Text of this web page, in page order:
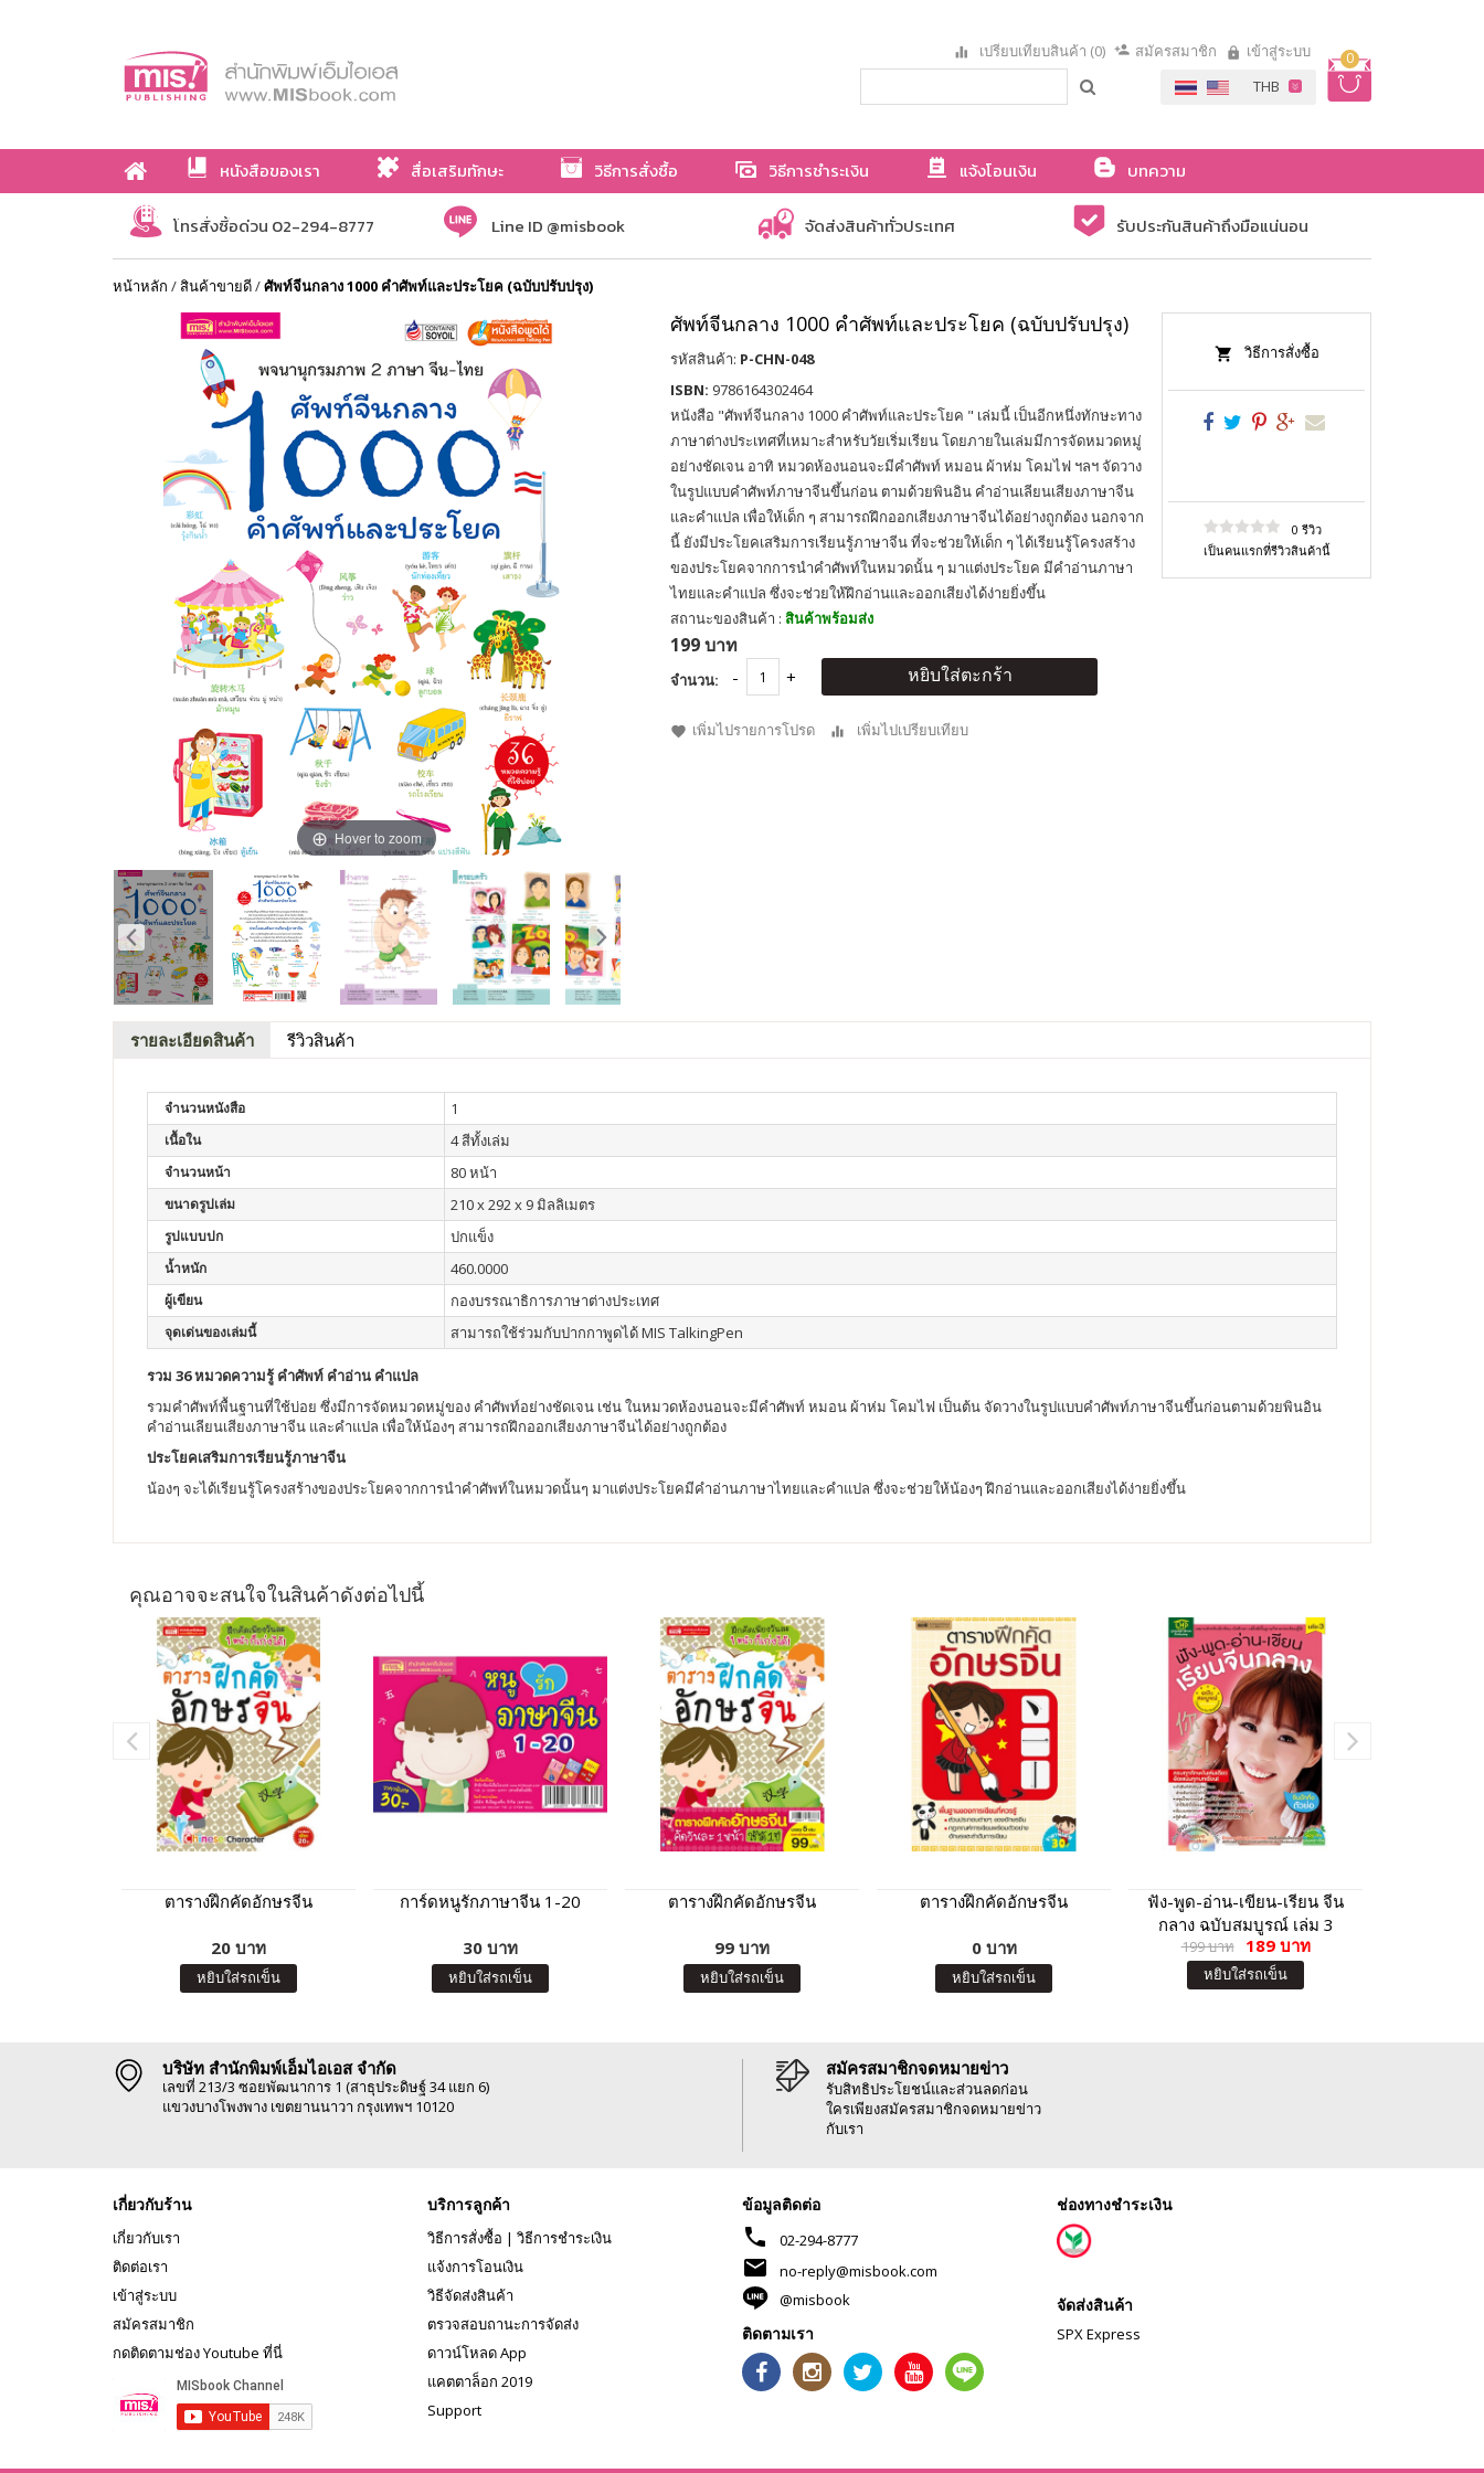
0
เปรียบเทียบสินค้า (0) สมัครสมาชิก เข้าสู่ระบบ
หนังสือของเรา สื่อเสริมทักษะ วิธีการสั่งซื้อ วิธีการชำระเงิน แจ้งโอนเงิน
บทความ
เกี่ยวกับเรา
โทรสั่งซื้อด่วน 02-294-8777 Line ID @misbook จัดส่งสินค้าทั่วประเทศ รับประกันสินค้าถึงมือแน่นอน
หน้าหลัก /สินค้าขายดี/ศัพท์จีนกลาง 1000 คำศัพท์และประโยค (ฉบับปรับปรุง)
Hover to zoom
ศัพท์จีนกลาง 1000 คำศัพท์และประโยค (ฉบับปรับปรุง)
รหัสสินค้า: P-CHN-048
ISBN: 9786164302464
หนังสือ "ศัพท์จีนกลาง 1000 คำศัพท์และประโยค " เล่มนี้ เป็นอีกหนึ่งทักษะทาง
ภาษาต่างประเทศที่เหมาะสำหรับวัยเริ่มเรียน โดยภายในเล่มมีการจัดหมวดหมู่
อย่างชัดเจน อาทิ หมวดห้องนอนจะมีคำศัพท์ หมอน ผ้าห่ม โคมไฟ ฯลฯ จัดวาง
ในรูปแบบคำศัพท์ภาษาจีนขึ้นก่อน ตามด้วยพินอิน คำอ่านเลียนเสียงภาษาจีน
และคำแปล เพื่อให้เด็ก ๆ สามารถฝึกออกเสียงภาษาจีนได้อย่างถูกต้อง นอกจาก
นี้ ยังมีประโยคเสริมการเรียนรู้ภาษาจีน ที่จะช่วยให้เด็ก ๆ ได้เรียนรู้โครงสร้าง
ของประโยคจากการนำคำศัพท์ในหมวดนั้น ๆ มาแต่งประโยค มีคำอ่านภาษา
ไทยและคำแปล ซึ่งจะช่วยให้ฝึกอ่านและออกเสียงได้ง่ายยิ่งขึ้น
สถานะของสินค้า : สินค้าพร้อมส่ง
199 บาท
จำนวน: หยิบใส่ตะกร้า
เพิ่มไปรายการโปรด เพิ่มไปเปรียบเทียบ
วิธีการสั่งซื้อ
0 รีวิว
เป็นคนแรกที่รีวิวสินค้านี้
รายละเอียดสินค้า รีวิวสินค้า
จำนวนหนังสือ 1
เนื้อใน 4 สีทั้งเล่ม
จำนวนหน้า 80 หน้า
ขนาดรูปเล่ม 210 x 292 x 9 มิลลิเมตร
รูปแบบปก ปกแข็ง
น้ำหนัก 460.0000
ผู้เขียน กองบรรณาธิการภาษาต่างประเทศ
จุดเด่นของเล่มนี้ สามารถใช้ร่วมกับปากกาพูดได้ MIS TalkingPen
รวม 36 หมวดความรู้ คำศัพท์ คำอ่าน คำแปล
รวมคำศัพท์พื้นฐานที่ใช้บ่อย ซึ่งมีการจัดหมวดหมู่ของ คำศัพท์อย่างชัดเจน เช่น ในหมวดห้องนอนจะมีคำศัพท์ หมอน ผ้าห่ม โคมไฟ เป็นต้น จัดวางในรูปแบบคำศัพท์ภาษาจีนขึ้นก่อนตามด้วยพินอิน
คำอ่านเลียนเสียงภาษาจีน และคำแปล เพื่อให้น้องๆ สามารถฝึกออกเสียงภาษาจีนได้อย่างถูกต้อง
ประโยคเสริมการเรียนรู้ภาษาจีน
น้องๆ จะได้เรียนรู้โครงสร้างของประโยคจากการนำคำศัพท์ในหมวดนั้นๆ มาแต่งประโยคมีคำอ่านภาษาไทยและคำแปล ซึ่งจะช่วยให้น้องๆ ฝึกอ่านและออกเสียงได้ง่ายยิ่งขึ้น
คุณอาจจะสนใจในสินค้าดังต่อไปนี้
ตารางฝึกคัดอักษรจีน
20 บาท
หยิบใส่รถเข็น
การ์ดหนูรักภาษาจีน 1-20
30 บาท
หยิบใส่รถเข็น
ตารางฝึกคัดอักษรจีน
99 บาท
หยิบใส่รถเข็น
ตารางฝึกคัดอักษรจีน
0 บาท
หยิบใส่รถเข็น
ฟัง-พูด-อ่าน-เขียน-เรียน จีน
กลาง ฉบับสมบูรณ์ เล่ม 3
199 บาท 189 บาท
หยิบใส่รถเข็น
บริษัท สำนักพิมพ์เอ็มไอเอส จำกัด
เลขที่ 213/3 ซอยพัฒนาการ 1 (สาธุประดิษฐ์ 34 แยก 6)
แขวงบางโพงพาง เขตยานนาวา กรุงเทพฯ 10120
สมัครสมาชิกจดหมายข่าว
รับสิทธิประโยชน์และส่วนลดก่อน
ใครเพียงสมัครสมาชิกจดหมายข่าว
กับเรา
เกี่ยวกับร้าน
เกี่ยวกับเรา
ติดต่อเรา
เข้าสู่ระบบ
สมัครสมาชิก
กดติดตามช่อง Youtube ที่นี่
บริการลูกค้า
วิธีการสั่งซื้อ | วิธีการชำระเงิน
แจ้งการโอนเงิน
วิธีจัดส่งสินค้า
ตรวจสอบถานะการจัดส่ง
ดาวน์โหลด App
แคตตาล็อก 2019
Support
ข้อมูลติดต่อ
phone 02-294-8777
mail
no-reply@misbook.com
@misbook
ติดตามเรา
ช่องทางชำระเงิน
จัดส่งสินค้า
SPX Express